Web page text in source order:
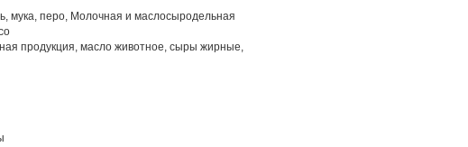
мука, перо, Молочная и маслосыродельная
продукция, масло животное, сыры жирные,